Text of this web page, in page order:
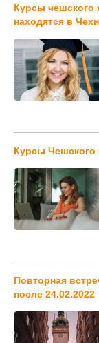
Курсы чешского
находятся в
Курсы Чешского
Повторная
после 24.02.2022